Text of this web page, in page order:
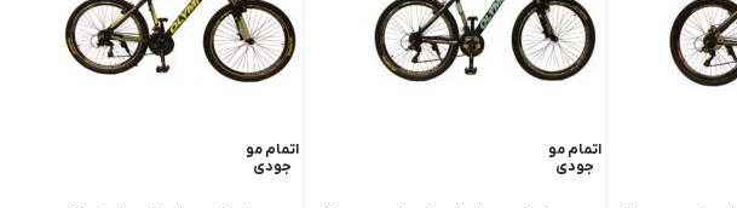
اتمام مو
جودی
اتمام مو
جودی